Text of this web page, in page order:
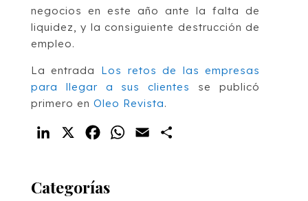
negocios en este año ante la falta de
liquidez, y la consiguiente destrucción de
empleo.
La entrada Los retos de las empresas
para llegar a sus clientes
se publicó
primero en Oleo Revista.
LinkedIn FacebookWhatsApp
Email
Categorías